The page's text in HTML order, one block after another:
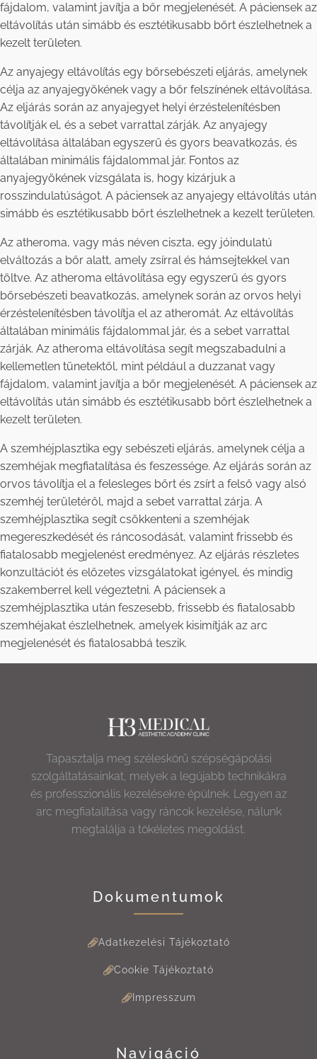
fájdalom, valamint javítja a bőr megjelenését. A páciensek az
eltávolítás után simább és esztétikusabb bőrt észlelhetnek a
kezelt területen.
Az anyajegy eltávolítás egy bőrsebészeti eljárás, amelynek
célja az anyajegyökének vagy a bőr felszínének eltávolítása.
Az eljárás során az anyajegyet helyi érzéstelenítésben
távolítják el, és a sebet varrattal zárják. Az anyajegy
eltávolítása általában egyszerű és gyors beavatkozás, és
általában minimális fájdalommal jár. Fontos az
anyajegyökének vizsgálata is, hogy kizárjuk a
rosszindulatúságot. A páciensek az anyajegy eltávolítás után
simább és esztétikusabb bőrt észlelhetnek a kezelt területen.
Az atheroma, vagy más néven ciszta, egy jóindulatú
elváltozás a bőr alatt, amely zsírral és hámsejtekkel van
töltve. Az atheroma eltávolítása egy egyszerű és gyors
bőrsebészeti beavatkozás, amelynek során az orvos helyi
érzéstelenítésben távolítja el az atheromát. Az eltávolítás
általában minimális fájdalommal jár, és a sebet varrattal
zárják. Az atheroma eltávolítása segít megszabadulni a
kellemetlen tünetektől, mint például a duzzanat vagy
fájdalom, valamint javítja a bőr megjelenését. A páciensek az
eltávolítás után simább és esztétikusabb bőrt észlelhetnek a
kezelt területen.
A szemhéjplasztika egy sebészeti eljárás, amelynek célja a
szemhéjak megfiatalítása és feszessége. Az eljárás során az
orvos távolítja el a felesleges bőrt és zsírt a felső vagy alsó
szemhéj területéről, majd a sebet varrattal zárja. A
szemhéjplasztika segít csökkenteni a szemhéjak
megereszkedését és ráncosodását, valamint frissebb és
fiatalosabb megjelenést eredményez. Az eljárás részletes
konzultációt és előzetes vizsgálatokat igényel, és mindig
szakemberrel kell végeztetni. A páciensek a
szemhéjplasztika után feszesebb, frissebb és fiatalosabb
szemhéjakat észlelhetnek, amelyek kisimítják az arc
megjelenését és fiatalosabbá teszik.
Tapasztalja meg széleskörű szépségápolási
szolgáltatásainkat, melyek a legújabb technikákra
és professzionális kezelésekre épülnek. Legyen az
arc megfiatalítása vagy ráncok kezelése, nálunk
megtalálja a tökéletes megoldást.
Dokumentumok
Adatkezelési Tájékoztató
Cookie Tájékoztató
Impresszum
Navigáció